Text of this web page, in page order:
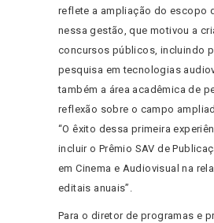
reflete a ampliação do escopo
nessa gestão, que motivou a
concursos públicos, incluindo
pesquisa em tecnologias
também a área acadêmica de
reflexão sobre o campo
“O êxito dessa primeira
incluir o Prêmio SAV de
em Cinema e Audiovisual na
editais anuais”.
Para o diretor de programas e